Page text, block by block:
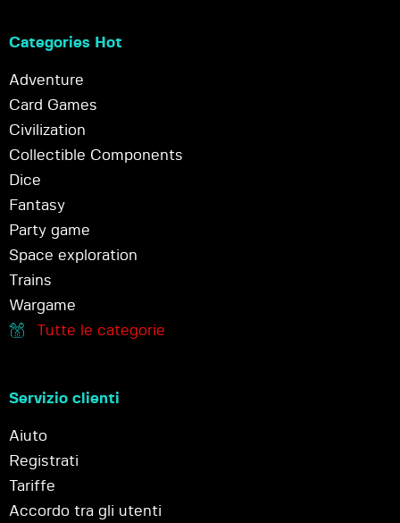
Categories Hot
Adventure
Card Games
Civilization
Collectible Components
Dice
Fantasy
Party game
Space exploration
Trains
Wargame
Tutte le categorie
Servizio clienti
Aiuto
Registrati
Tariffe
Accordo tra gli utenti